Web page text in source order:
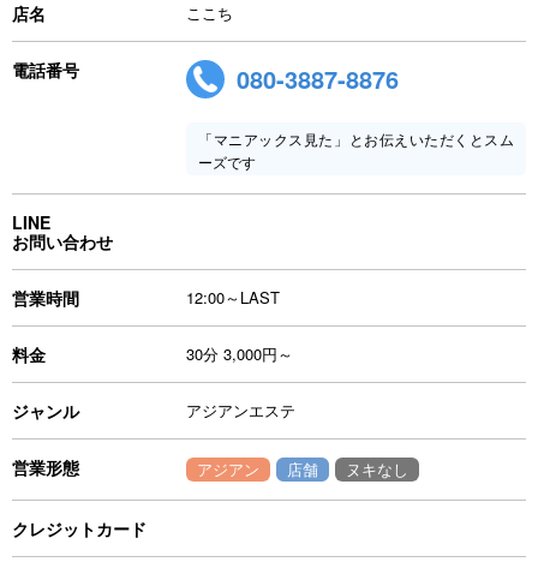
店名 ここち
電話番号 080-3887-8876
「マニアックス見た」とお伝えいただくとスム
ーズです
LINE
お問い合わせ
営業時間 12:00～LAST
料金 30分 3,000円～
ジャンル アジアンエステ
営業形態 アジアン 店舗 ヌキなし
クレジットカード